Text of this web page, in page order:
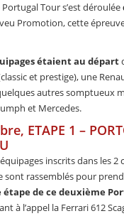
Tour s’est déroulée
Promotion, cette
étaient au départ
et prestige), une
autres somptueux
et Mercedes.
ETAPE 1 –
inscrits dans les 2
sont rassemblés pour
de ce deuxième
à l’appel la Ferrari 612